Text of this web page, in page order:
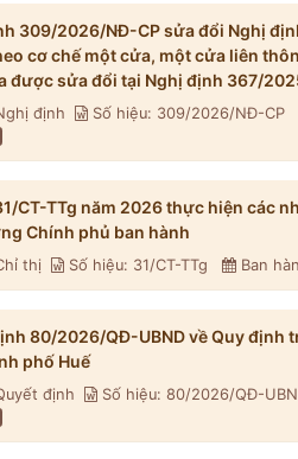
309/2026/NĐ-CP sửa đổi Nghị
cơ chế một cửa, một cửa liên
được sửa đổi tại Nghị định 367/
định Số hiệu: 309/2026/NĐ-CP
CT-TTg năm 2026 thực hiện các
Chính phủ ban hành
thị Số hiệu: 31/CT-TTg Ban
80/2026/QĐ-UBND về Quy định
phố Huế
định Số hiệu: 80/2026/QĐ-